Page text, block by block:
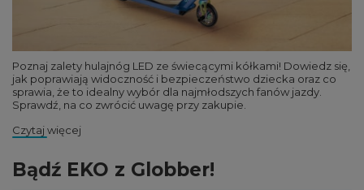
Poznaj zalety hulajnóg LED ze świecącymi kółkami! Dowiedz się,
jak poprawiają widoczność i bezpieczeństwo dziecka oraz co
sprawia, że to idealny wybór dla najmłodszych fanów jazdy.
Sprawdź, na co zwrócić uwagę przy zakupie.
Czytaj więcej
Bądź EKO z Globber!